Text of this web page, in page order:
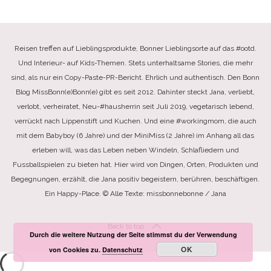
Reisen treffen auf Lieblingsprodukte, Bonner Lieblingsorte auf das #ootd.
Und Interieur- auf Kids-Themen. Stets unterhaltsame Stories, die mehr
sind, als nur ein Copy-Paste-PR-Bericht. Ehrlich und authentisch. Den Bonn
Blog MissBonn(e)Bonn(e) gibt es seit 2012. Dahinter steckt Jana, verliebt,
verlobt, verheiratet, Neu-#hausherrin seit Juli 2019, vegetarisch lebend,
verrückt nach Lippenstift und Kuchen. Und eine #workingmom, die auch
mit dem Babyboy (6 Jahre) und der MiniMiss (2 Jahre) im Anhang all das
erleben will, was das Leben neben Windeln, Schlafliedern und
Fussballspielen zu bieten hat. Hier wird von Dingen, Orten, Produkten und
Begegnungen, erzählt, die Jana positiv begeistern, berühren, beschäftigen.
Ein Happy-Place. © Alle Texte: missbonnebonne / Jana
Back to top
Durch die weitere Nutzung der Seite stimmst du der Verwendung
von Cookies zu.Datenschutz OK